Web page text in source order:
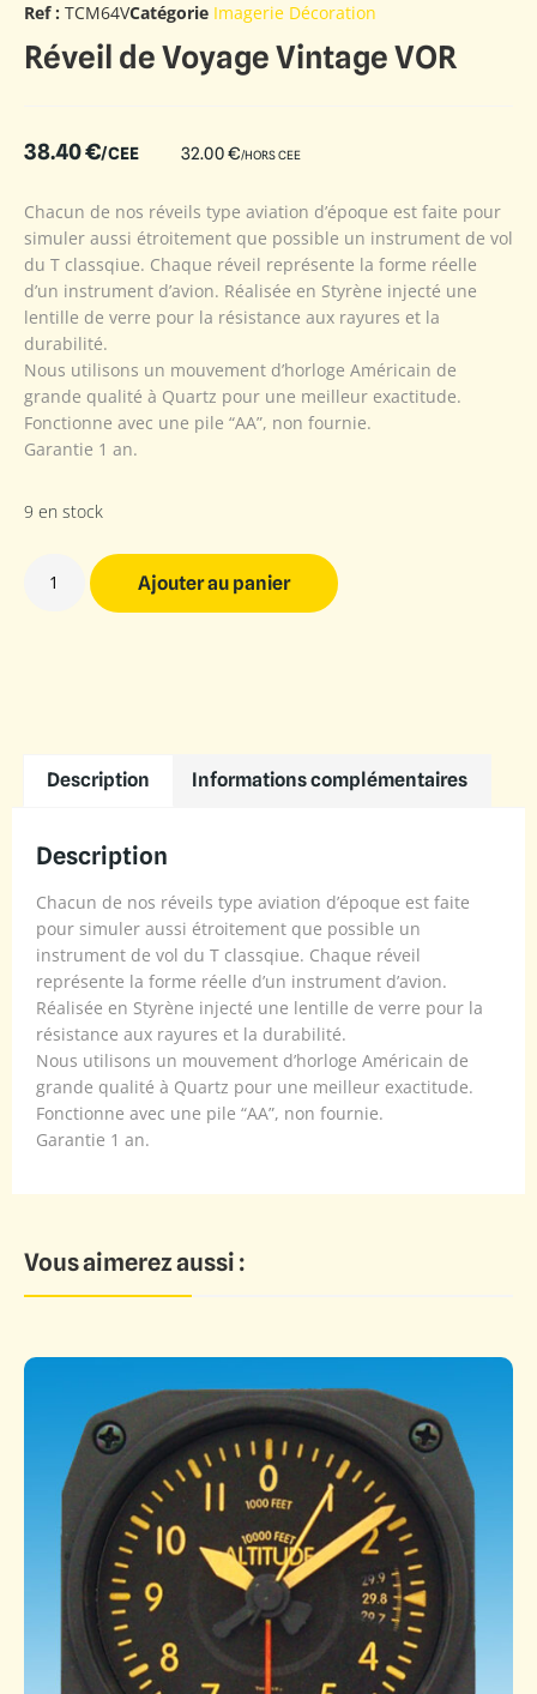
Ref : TCM64VCatégorie Imagerie Décoration
Réveil de Voyage Vintage VOR
38.40€/CEE 32.00€/HORS CEE
Chacun de nos réveils type aviation d’époque est faite pour
simuler aussi étroitement que possible un instrument de vol
du T classqiue. Chaque réveil représente la forme réelle
d’un instrument d’avion. Réalisée en Styrène injecté une
lentille de verre pour la résistance aux rayures et la
durabilité.
Nous utilisons un mouvement d’horloge Américain de
grande qualité à Quartz pour une meilleur exactitude.
Fonctionne avec une pile “AA”, non fournie.
Garantie 1 an.
9 en stock
Ajouter au panier
Description Informations complémentaires
Description
Chacun de nos réveils type aviation d’époque est faite
pour simuler aussi étroitement que possible un
instrument de vol du T classqiue. Chaque réveil
représente la forme réelle d’un instrument d’avion.
Réalisée en Styrène injecté une lentille de verre pour la
résistance aux rayures et la durabilité.
Nous utilisons un mouvement d’horloge Américain de
grande qualité à Quartz pour une meilleur exactitude.
Fonctionne avec une pile “AA”, non fournie.
Garantie 1 an.
Vous aimerez aussi :